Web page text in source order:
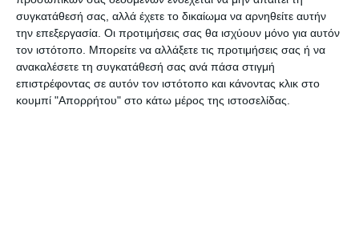
συγκατάθεσή σας, αλλά έχετε το δικαίωμα να αρνηθείτε αυτήν
την επεξεργασία. Οι προτιμήσεις σας θα ισχύουν μόνο για αυτόν
τον ιστότοπο. Μπορείτε να αλλάξετε τις προτιμήσεις σας ή να
ανακαλέσετε τη συγκατάθεσή σας ανά πάσα στιγμή
επιστρέφοντας σε αυτόν τον ιστότοπο και κάνοντας κλικ στο
κουμπί "Απορρήτου" στο κάτω μέρος της ιστοσελίδας.
δενδρυλλίων κάνναβης, με εγκατεστημένο
σύστημα παρακολούθησης, ενώ στους λοιπούς
χώρους διαχείρισης του εντοπίστηκαν
ποσότητες κάνναβης.